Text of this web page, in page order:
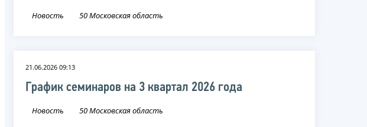
Новость 50 Московская область
21.06.2026 09:13
График семинаров на 3 квартал 2026 года
Новость 50 Московская область